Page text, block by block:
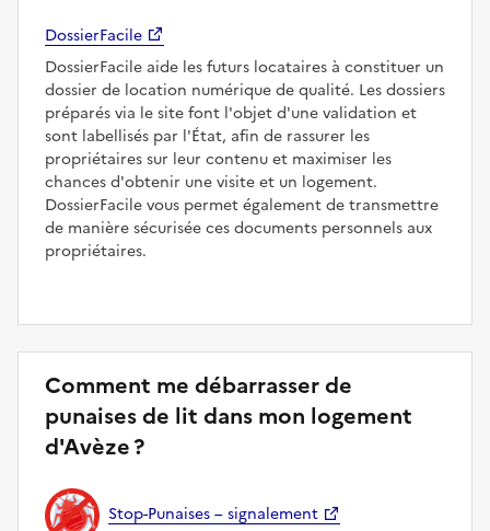
DossierFacile
DossierFacile aide les futurs locataires à constituer un
dossier de location numérique de qualité. Les dossiers
préparés via le site font l'objet d'une validation et
sont labellisés par l'État, afin de rassurer les
propriétaires sur leur contenu et maximiser les
chances d'obtenir une visite et un logement.
DossierFacile vous permet également de transmettre
de manière sécurisée ces documents personnels aux
propriétaires.
Comment me débarrasser de
punaises de lit dans mon logement
d'Avèze ?
Stop-Punaises – signalement